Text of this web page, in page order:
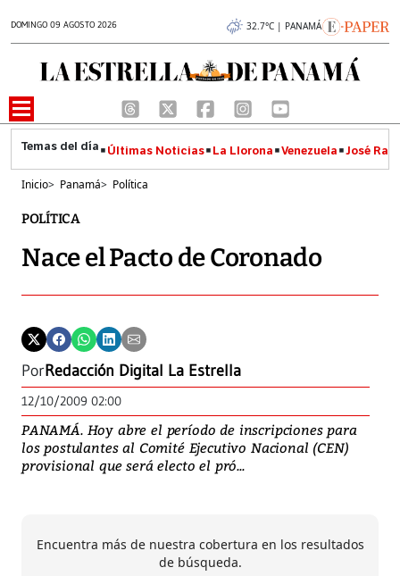
DOMINGO 09 AGOSTO 2026 32.7°C | PANAMÁ
Últimas Noticias La Llorona Venezuela José
Inicio> Panamá> Política
POLÍTICA
Nace el Pacto de Coronado
PorRedacción Digital La Estrella
12/10/2009 02:00
PANAMÁ. Hoy abre el período de inscripciones para
los postulantes al Comité Ejecutivo Nacional (CEN)
provisional que será electo el pró...
Encuentra más de nuestra cobertura en los resultados
de búsqueda.